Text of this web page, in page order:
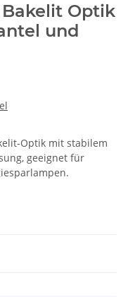
Bakelit Optik
und
Optik mit stabilem
geeignet für